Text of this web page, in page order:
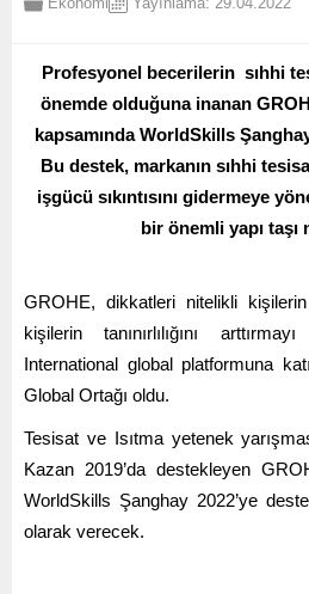
Profesyonel becerilerin sıhhi
önemde olduğuna inanan
kapsamında WorldSkills
Bu destek, markanın sıhhi
işgücü sıkıntısını gidermeye
bir önemli yapı taşı
GROHE, dikkatleri nitelikli
kişilerin tanınırlılığını
International global platformuna
Global Ortağı oldu.
Tesisat ve Isıtma yetenek
Kazan 2019’da destekleyen
WorldSkills Şanghay 2022’ye
olarak verecek.